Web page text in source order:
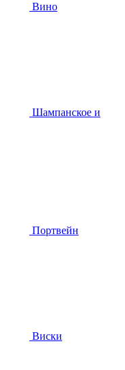
Вино
Шампанское и
Портвейн
Виски